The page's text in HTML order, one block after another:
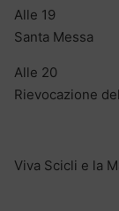
Alle 19
Santa Messa
Alle 20
Rievocazione
Viva Scicli e la